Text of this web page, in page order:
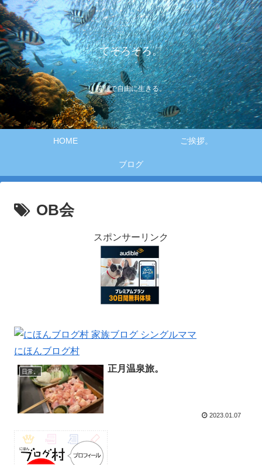
てそろそろ。
笑顔で自由に生きる。
HOME ご挨拶。
ブログ
OB会
スポンサーリンク
にほんブログ村
日常。 正月温泉旅。
2023.01.07